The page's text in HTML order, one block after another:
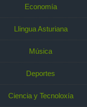
Economía
Llingua Asturiana
Música
Deportes
Ciencia y Tecnoloxía